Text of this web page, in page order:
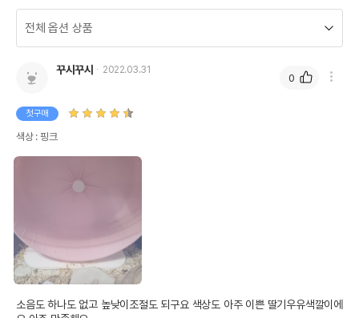
꾸시꾸시 2022.03.31
첫구매
색상 : 핑크
소음도 하나도 없고 높낮이조절도 되구요 색상도 아주 이쁜 딸기우유색깔이에
0